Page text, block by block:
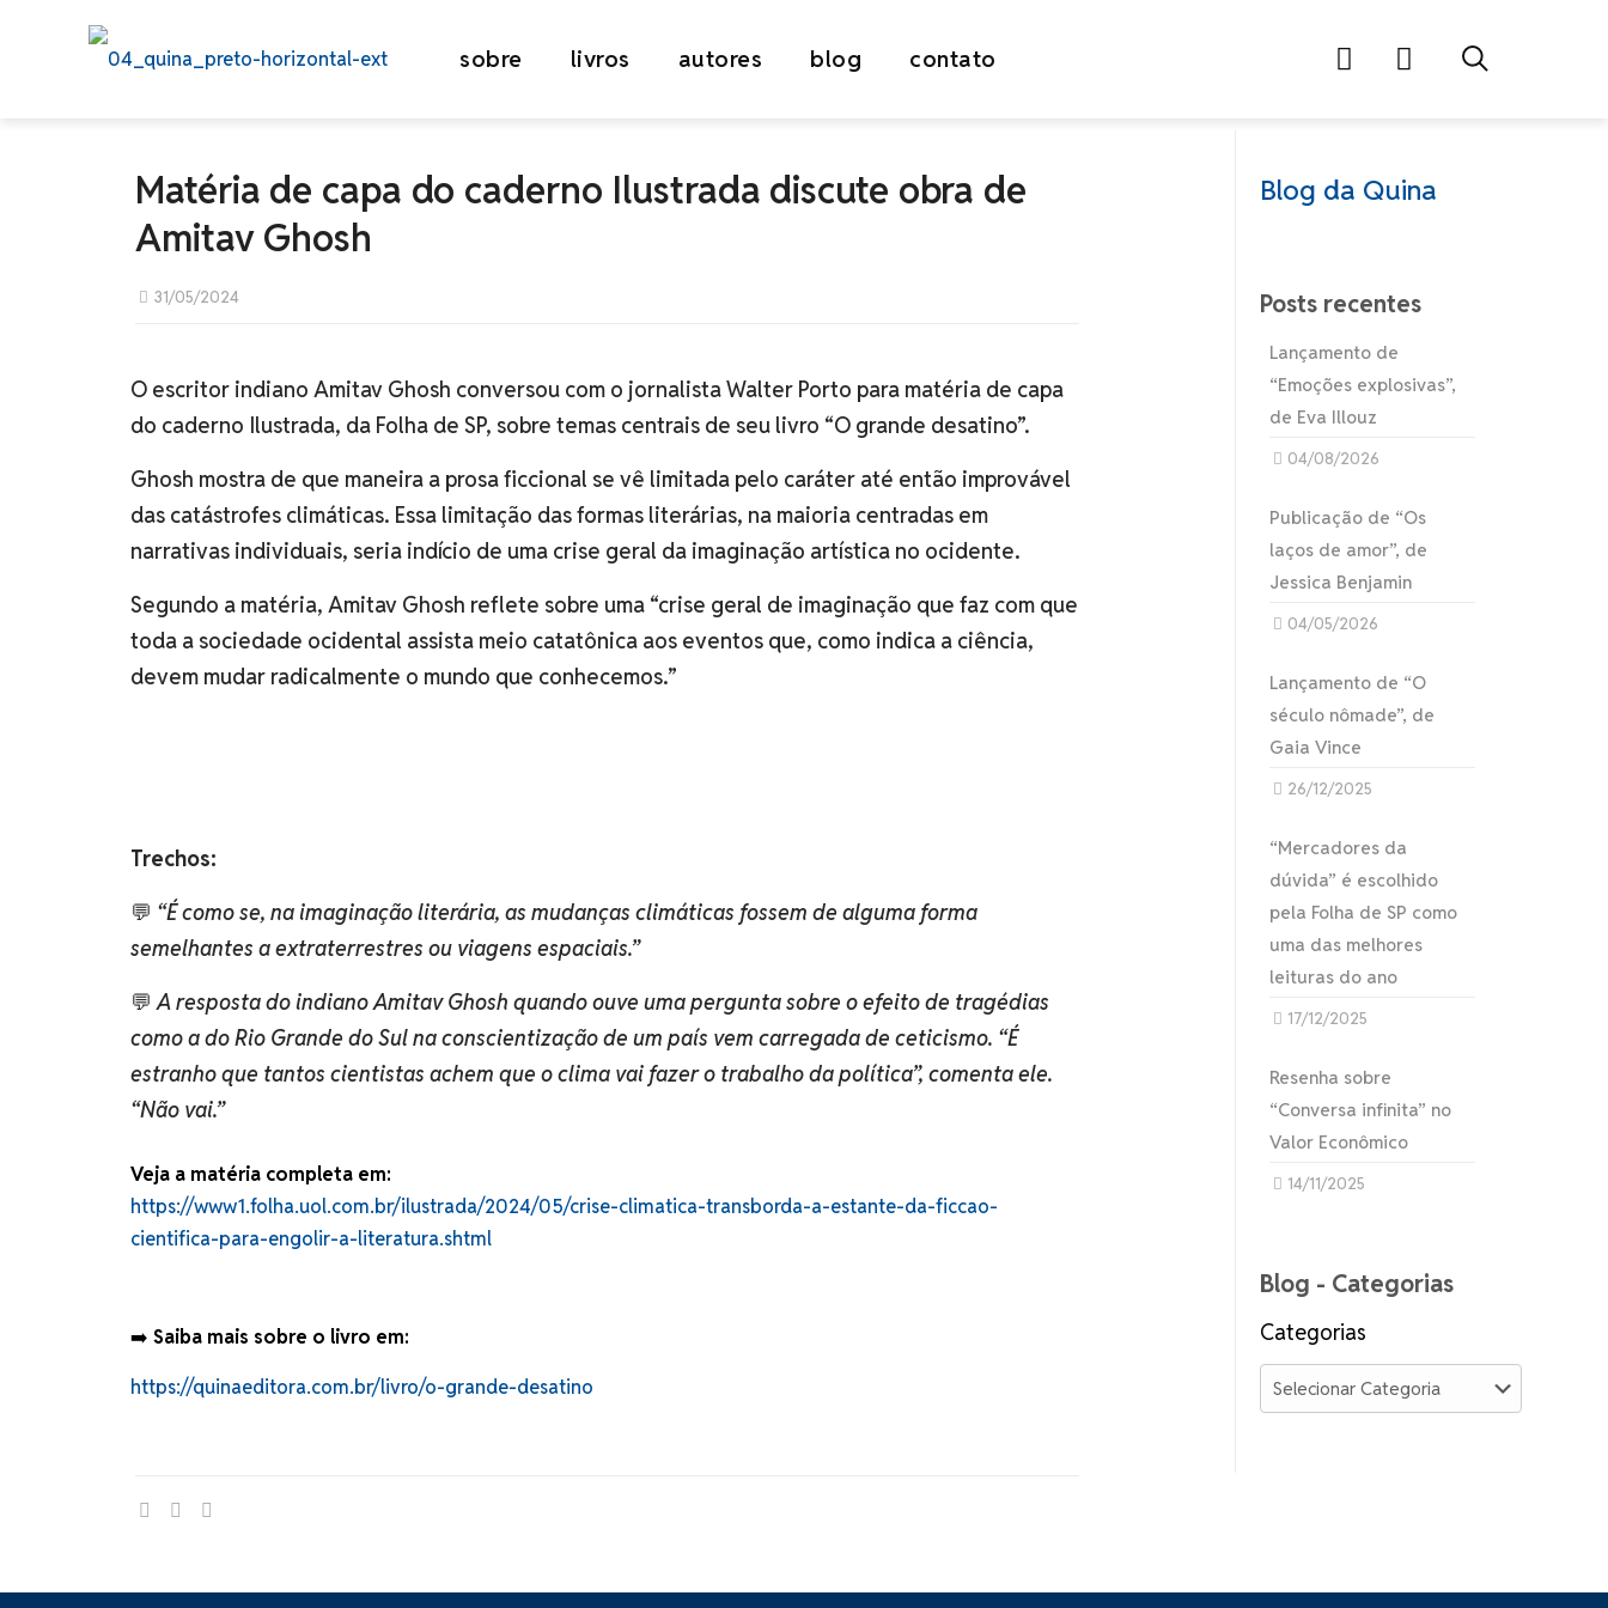
sobre livros autores blog contato
Matéria de capa do caderno Ilustrada discute obra de
Amitav Ghosh
31/05/2024
O escritor indiano Amitav Ghosh conversou com o jornalista Walter Porto para matéria de capa
do caderno Ilustrada, da Folha de SP, sobre temas centrais de seu livro “O grande desatino”.
Ghosh mostra de que maneira a prosa ficcional se vê limitada pelo caráter até então improvável
das catástrofes climáticas. Essa limitação das formas literárias, na maioria centradas em
narrativas individuais, seria indício de uma crise geral da imaginação artística no ocidente.
Segundo a matéria, Amitav Ghosh reflete sobre uma “crise geral de imaginação que faz com que
toda a sociedade ocidental assista meio catatônica aos eventos que, como indica a ciência,
devem mudar radicalmente o mundo que conhecemos.”
Trechos:
💬 “É como se, na imaginação literária, as mudanças climáticas fossem de alguma forma
semelhantes a extraterrestres ou viagens espaciais.”
💬A resposta do indiano Amitav Ghosh quando ouve uma pergunta sobre o efeito de tragédias
como a do Rio Grande do Sul na conscientização de um país vem carregada de ceticismo. “É
estranho que tantos cientistas achem que o clima vai fazer o trabalho da política”, comenta ele.
“Não vai.”
Veja a matéria completa em:
https://www1.folha.uol.com.br/ilustrada/2024/05/crise-climatica-transborda-a-estante-da-ficcao-
cientifica-para-engolir-a-literatura.shtml
➡️Saiba mais sobre o livro em:
https://quinaeditora.com.br/livro/o-grande-desatino
Blog da Quina
Posts recentes
Lançamento de
“Emoções explosivas”,
de Eva Illouz
04/08/2026
Publicação de “Os
laços de amor”, de
Jessica Benjamin
04/05/2026
Lançamento de “O
século nômade”, de
Gaia Vince
26/12/2025
“Mercadores da
dúvida” é escolhido
pela Folha de SP como
uma das melhores
leituras do ano
17/12/2025
Resenha sobre
“Conversa infinita” no
Valor Econômico
14/11/2025
Blog - Categorias
Categorias